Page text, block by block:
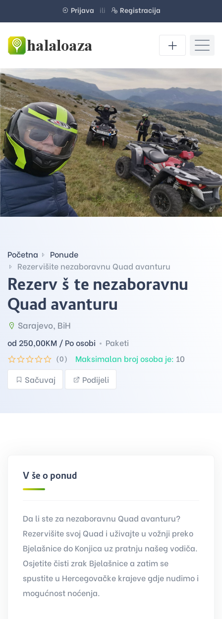
Prijava ili Registracija
Početna
Ponude
Rezervišite nezaboravnu Quad avanturu
Rezervišite nezaboravnu
Quad avanturu
Sarajevo, BiH
od 250,00KM / Po osobi Paketi
(0) Maksimalan broj osoba je: 10
Sačuvaj
Podijeli
Više o ponudi
Da li ste za nezaboravnu Quad avanturu?
Rezervišite svoj Quad i uživajte u vožnji preko
Bjelašnice do Konjica uz pratnju našeg vodiča.
Osjetite čisti zrak Bjelašnice a zatim se
spustite u Hercegovačke krajeve gdje nudimo i
mogućnost noćenja.